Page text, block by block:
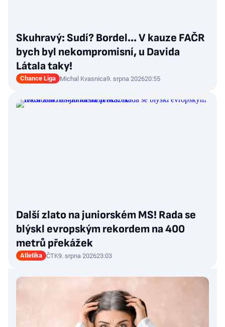
Skuhravý: Sudí? Bordel... V kauze FAČR
bych byl nekompromisní, u Davida
Látala taky!
Chance Liga Michal Kvasnica9. srpna 202620:55
Další zlato na juniorském MS! Rada se
blýskl evropským rekordem na 400
metrů překážek
Atletika ČTK9. srpna 202623:03